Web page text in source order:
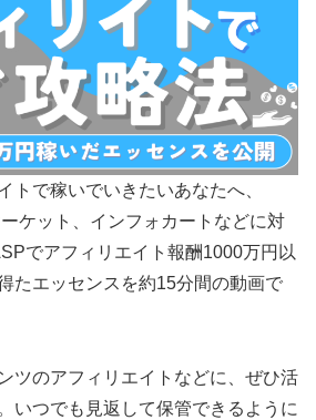
トで稼いでいきたいあなたへ、
ケット、インフォカートなどに対
でアフィリエイト報酬1000万円以
たエッセンスを約15分間の動画で
ツのアフィリエイトなどに、ぜひ活
いつでも見返して保管できるように